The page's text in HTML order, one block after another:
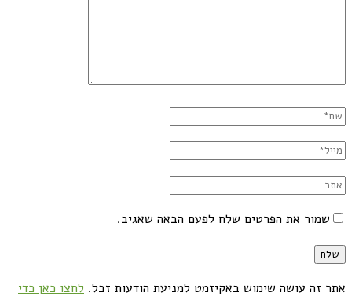
שמור את הפרטים שלח לפעם הבאה שאגיב.
אתר זה עושה שימוש באקיזמט למניעת הודעות זבל. לחצו כאן כדי